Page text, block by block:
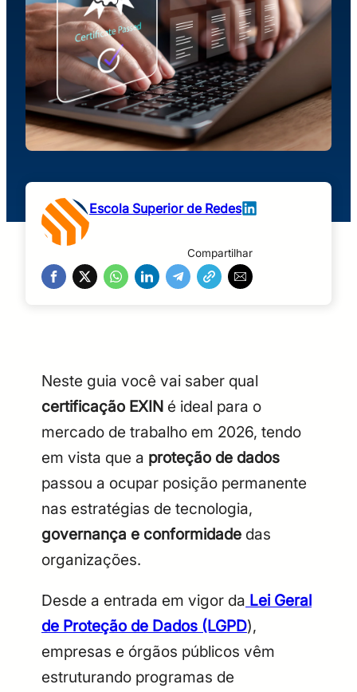
Escola Superior de Redes
Compartilhar
Neste guia você vai saber qual
certificação EXIN é ideal para o
mercado de trabalho em 2026, tendo
em vista que a proteção de dados
passou a ocupar posição permanente
nas estratégias de tecnologia,
governança e conformidade das
organizações.
Desde a entrada em vigor da Lei Geral
de Proteção de Dados (LGPD),
empresas e órgãos públicos vêm
estruturando programas de